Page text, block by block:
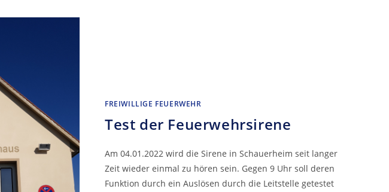
FREIWILLIGE FEUERWEHR
Test der Feuerwehrsirene
Am 04.01.2022 wird die Sirene in Schauerheim seit langer
Zeit wieder einmal zu hören sein. Gegen 9 Uhr soll deren
Funktion durch ein Auslösen durch die Leitstelle getestet